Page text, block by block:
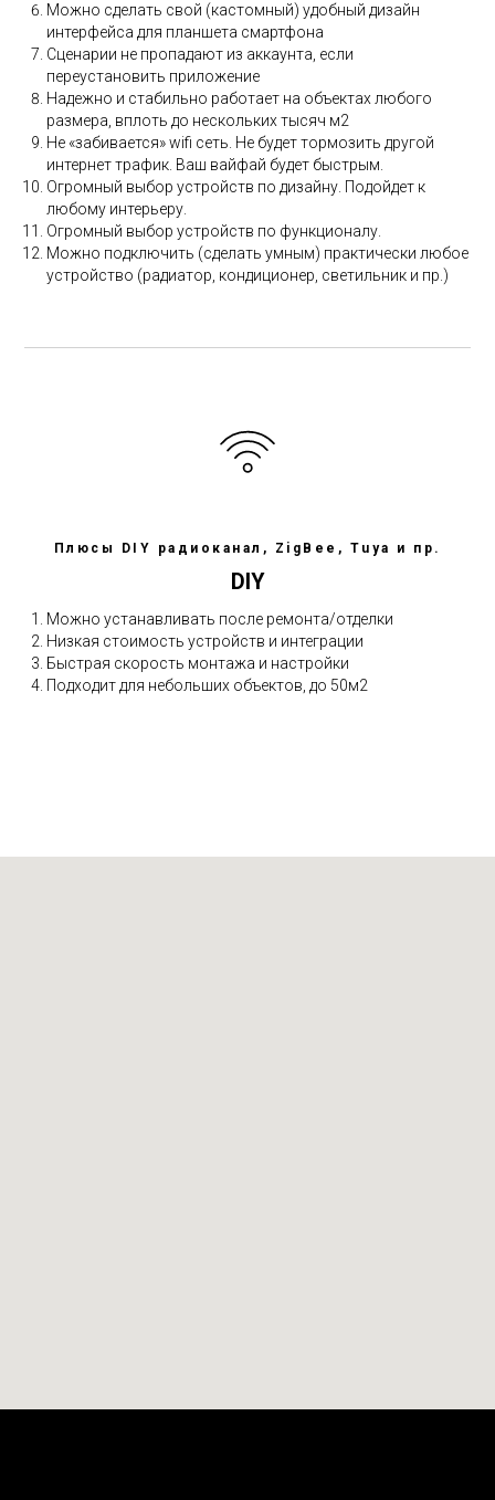
Можно сделать свой (кастомный) удобный дизайн
интерфейса для планшета смартфона
Сценарии не пропадают из аккаунта, если
переустановить приложение
Надежно и стабильно работает на объектах любого
размера, вплоть до нескольких тысяч м2
Не «забивается» wifi сеть. Не будет тормозить другой
интернет трафик. Ваш вайфай будет быстрым.
Огромный выбор устройств по дизайну. Подойдет к
любому интерьеру.
Огромный выбор устройств по функционалу.
Можно подключить (сделать умным) практически любое
устройство (радиатор, кондиционер, светильник и пр.)
Плюсы DIY радиоканал, ZigBee, Tuya и пр.
DIY
Можно устанавливать после ремонта/отделки
Низкая стоимость устройств и интеграции
Быстрая скорость монтажа и настройки
Подходит для небольших объектов, до 50м2